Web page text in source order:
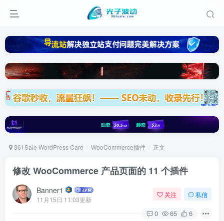
361Sale WordPress Care WooCommerce插件 正文
修改 WooCommerce 产品页面的 11 个插件
Banner1
11月15日 11:03更新
关注 私信
0 65 6